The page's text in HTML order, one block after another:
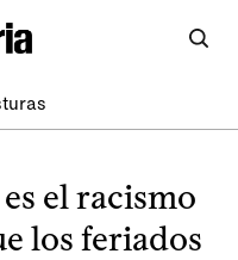
el racismo
los feriados